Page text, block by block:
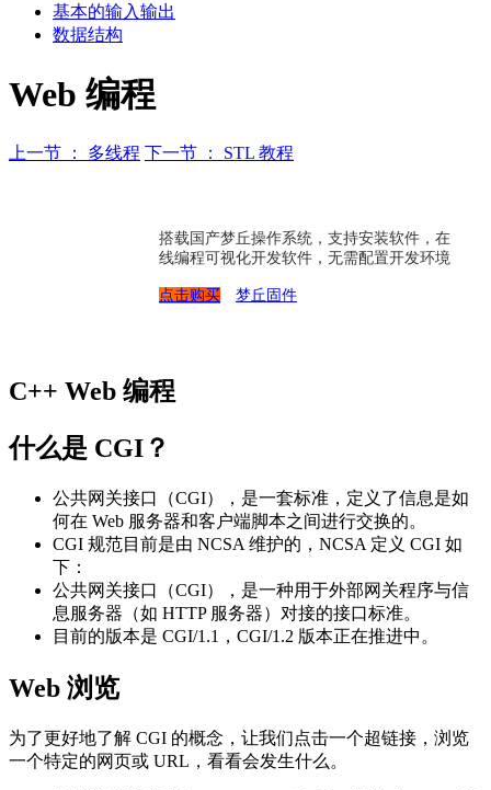
基本的输入输出
数据结构
Web 编程
上一节 ： 多线程 下一节 ： STL 教程
搭载国产梦丘操作系统，支持安装软件，在
线编程可视化开发软件，无需配置开发环境
点击购买 梦丘固件
C++ Web 编程
什么是 CGI？
公共网关接口（CGI），是一套标准，定义了信息是如
何在 Web 服务器和客户端脚本之间进行交换的。
CGI 规范目前是由 NCSA 维护的，NCSA 定义 CGI 如
下：
公共网关接口（CGI），是一种用于外部网关程序与信
息服务器（如 HTTP 服务器）对接的接口标准。
目前的版本是 CGI/1.1，CGI/1.2 版本正在推进中。
Web 浏览
为了更好地了解 CGI 的概念，让我们点击一个超链接，浏览
一个特定的网页或 URL，看看会发生什么。